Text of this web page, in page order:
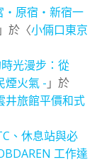
・原宿・新宿一
」於〈小倆口東京
光漫步：從
煙火氣 - 」於
井旅館平價和式
、休息站與必
工作達